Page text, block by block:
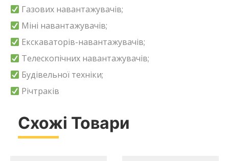
Газових навантажувачів;
Міні навантажувачів;
Екскаваторів-навантажувачів;
Телескопічних навантажувачів;
Будівельної техніки;
Річтраків
Схожі Товари